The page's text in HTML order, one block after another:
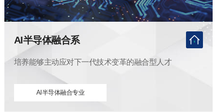
AI半导体融合系
培养能够主动应对下一代技术变革的融合型人才
AI半导体融合专业